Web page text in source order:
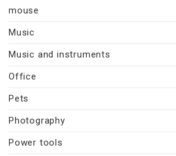
mouse
Music
Music and instruments
Office
Pets
Photography
Power tools